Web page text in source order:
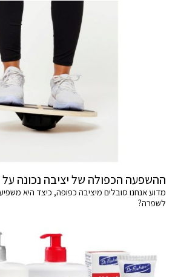
ההשפעה הכפולה של יציבה נכונה
מדוע אנחנו סובלים מיציבה כפופה, כיצד היא
לשפרה?